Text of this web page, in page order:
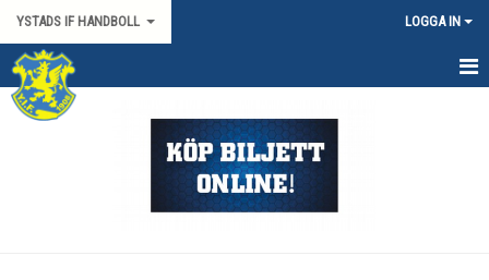
YSTADS IF HANDBOLL LOGGA IN
HEM